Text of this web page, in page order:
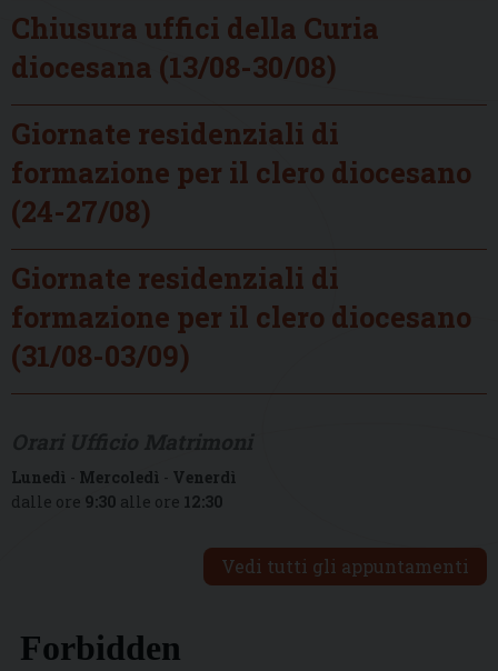
Chiusura uffici della Curia
diocesana (13/08-30/08)
Giornate residenziali di
formazione per il clero diocesano
(24-27/08)
Giornate residenziali di
formazione per il clero diocesano
(31/08-03/09)
Lunedì - Mercoledì - Venerdì
dalle ore 9:30 alle ore 12:30
Vedi tutti gli appuntamenti